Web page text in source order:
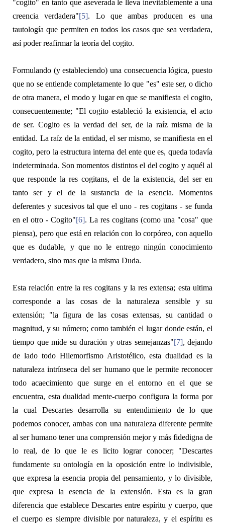
"cogito" en tanto que aseverada le lleva inevitablemente a una
creencia verdadera"[5]. Lo que ambas producen es una
tautología que permiten en todos los casos que sea verdadera,
así poder reafirmar la teoría del cogito.
Formulando (y estableciendo) una consecuencia lógica, puesto
que no se entiende completamente lo que "es" este ser, o dicho
de otra manera, el modo y lugar en que se manifiesta el cogito,
consecuentemente; "Elcogito estableció la existencia, el acto
de ser. Cogito es la verdad del ser, de la raíz misma de la
entidad. La raíz de la entidad, el ser mismo, se manifiesta en el
cogito, pero la estructura interna del ente que es, queda todavía
indeterminada. Son momentos distintos el delcogito y aquél al
que responde lares cogitans, el de la existencia, del ser en
tanto ser y el de la sustancia de la esencia. Momentos
deferentes y sucesivos tal que el uno - res cogitans - se funda
en el otro - Cogito"[6]. La res cogitans (como una "cosa" que
piensa), pero que está en relación con lo corpóreo, con aquello
que es dudable, y que no le entrego ningún conocimiento
verdadero, sino mas que la misma Duda.
Esta relación entre lares cogitans y lares extensa; esta ultima
corresponde a las cosas de la naturaleza sensible y su
extensión; "la figura de las cosas extensas, su cantidad o
magnitud, y su número; como también el lugar donde están, el
tiempo que mide su duración y otras semejanzas"[7], dejando
de lado todo Hilemorfismo Aristotélico, esta dualidad es la
naturaleza intrínseca del ser humano que le permite reconocer
todo acaecimiento que surge en el entorno en el que se
encuentra, esta dualidad mente-cuerpo configura la forma por
la cual Descartes desarrolla su entendimiento de lo que
podemos conocer, ambas con una naturaleza diferente permite
al ser humano tener una comprensión mejor y más fidedigna de
lo real, de lo que le es licito lograr conocer; "Descartes
fundamente su ontología en la oposición entre lo indivisible,
que expresa la esencia propia del pensamiento, y lo divisible,
que expresa la esencia de la extensión. Esta es la gran
diferencia que establece Descartes entre espíritu y cuerpo, que
el cuerpo es siempre divisible por naturaleza, y el espíritu es